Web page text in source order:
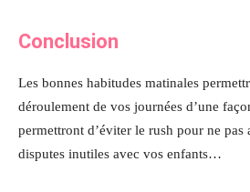
Conclusion
Les bonnes habitudes matinales
déroulement de vos journées d’une
permettront d’éviter le rush pour ne pas
disputes inutiles avec vos enfants…